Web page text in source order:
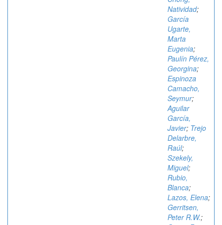
Natividad;
García
Ugarte,
Marta
Eugenia;
Paulín Pérez,
Georgina;
Espinoza
Camacho,
Seymur;
Aguilar
García,
Javier; Trejo
Delarbre,
Raúl;
Szekely,
Miguel;
Rubio,
Blanca;
Lazos, Elena;
Gerritsen,
Peter R.W.;